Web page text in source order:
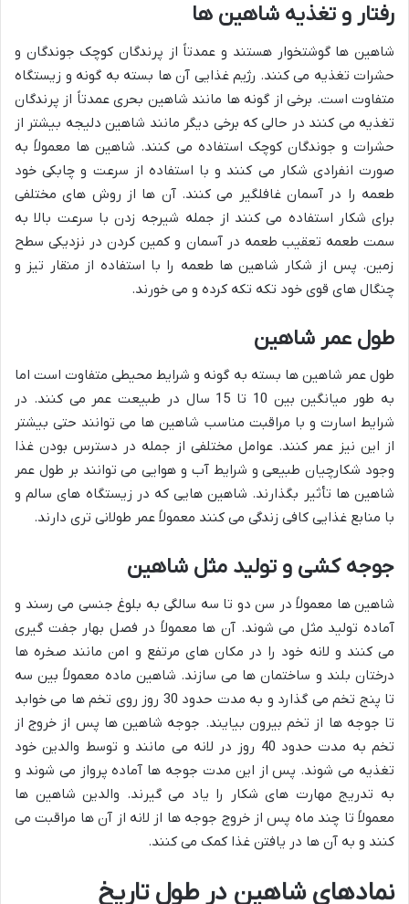
رفتار و تغذیه شاهین ها
شاهین ها گوشتخوار هستند و عمدتاً از پرندگان کوچک جوندگان و
حشرات تغذیه می کنند. رژیم غذایی آن ها بسته به گونه و زیستگاه
متفاوت است. برخی از گونه ها مانند شاهین بحری عمدتاً از پرندگان
تغذیه می کنند در حالی که برخی دیگر مانند شاهین دلیجه بیشتر از
حشرات و جوندگان کوچک استفاده می کنند. شاهین ها معمولاً به
صورت انفرادی شکار می کنند و با استفاده از سرعت و چابکی خود
طعمه را در آسمان غافلگیر می کنند. آن ها از روش های مختلفی
برای شکار استفاده می کنند از جمله شیرجه زدن با سرعت بالا به
سمت طعمه تعقیب طعمه در آسمان و کمین کردن در نزدیکی سطح
زمین. پس از شکار شاهین ها طعمه را با استفاده از منقار تیز و
چنگال های قوی خود تکه تکه کرده و می خورند.
طول عمر شاهین
طول عمر شاهین ها بسته به گونه و شرایط محیطی متفاوت است اما
به طور میانگین بین 10 تا 15 سال در طبیعت عمر می کنند. در
شرایط اسارت و با مراقبت مناسب شاهین ها می توانند حتی بیشتر
از این نیز عمر کنند. عوامل مختلفی از جمله در دسترس بودن غذا
وجود شکارچیان طبیعی و شرایط آب و هوایی می توانند بر طول عمر
شاهین ها تأثیر بگذارند. شاهین هایی که در زیستگاه های سالم و
با منابع غذایی کافی زندگی می کنند معمولاً عمر طولانی تری دارند.
جوجه کشی و تولید مثل شاهین
شاهین ها معمولاً در سن دو تا سه سالگی به بلوغ جنسی می رسند و
آماده تولید مثل می شوند. آن ها معمولاً در فصل بهار جفت گیری
می کنند و لانه خود را در مکان های مرتفع و امن مانند صخره ها
درختان بلند و ساختمان ها می سازند. شاهین ماده معمولاً بین سه
تا پنج تخم می گذارد و به مدت حدود 30 روز روی تخم ها می خوابد
تا جوجه ها از تخم بیرون بیایند. جوجه شاهین ها پس از خروج از
تخم به مدت حدود 40 روز در لانه می مانند و توسط والدین خود
تغذیه می شوند. پس از این مدت جوجه ها آماده پرواز می شوند و
به تدریج مهارت های شکار را یاد می گیرند. والدین شاهین ها
معمولاً تا چند ماه پس از خروج جوجه ها از لانه از آن ها مراقبت می
کنند و به آن ها در یافتن غذا کمک می کنند.
نمادهای شاهین در طول تاریخ